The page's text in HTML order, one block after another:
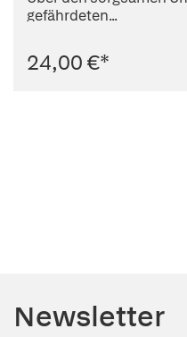
gefährdeten...
24,00 €*
Newsletter